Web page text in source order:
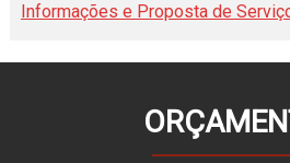
Informações e Proposta de